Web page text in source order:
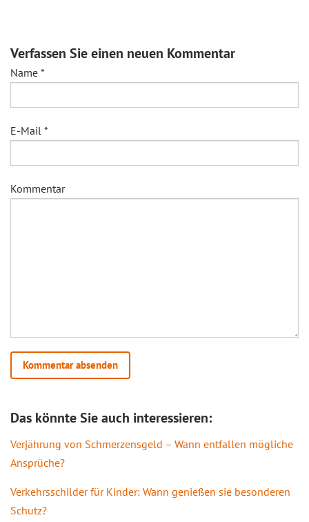
Verfassen Sie einen neuen Kommentar
Name *
E-Mail *
Kommentar
Das könnte Sie auch interessieren:
Verjährung von Schmerzensgeld – Wann entfallen mögliche
Ansprüche?
Verkehrsschilder für Kinder: Wann genießen sie besonderen
Schutz?